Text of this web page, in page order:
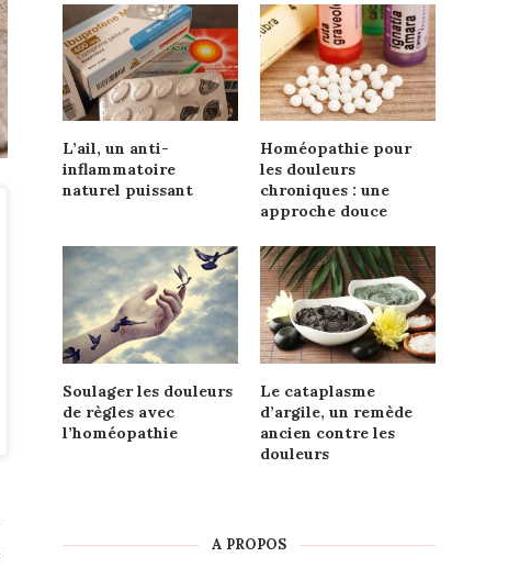
L’ail, un anti-
inflammatoire
naturel puissant
Homéopathie pour
les douleurs
chroniques : une
approche douce
Soulager les douleurs
de règles avec
l’homéopathie
Le cataplasme
d’argile, un remède
ancien contre les
douleurs
A PROPOS